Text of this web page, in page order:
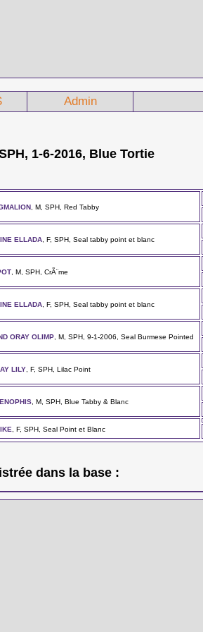
Admin
1-6-2016, Blue Tortie
, M, SPH, Red Tabby
ELLADA , F, SPH, Seal tabby point et blanc
, M, SPH, CrÃ¨me
ELLADA , F, SPH, Seal tabby point et blanc
ORAY OLIMP , M, SPH, 9-1-2006, Seal Burmese Pointed
LILY , F, SPH, Lilac Point
, M, SPH, Blue Tabby & Blanc
, F, SPH, Seal Point et Blanc
dans la base :